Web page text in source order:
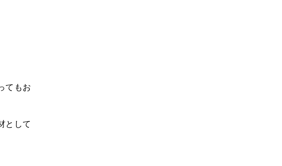
てもお
として